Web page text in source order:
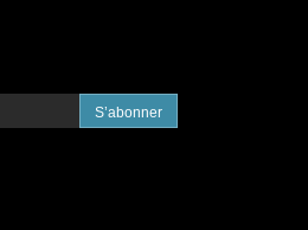
S’abonner